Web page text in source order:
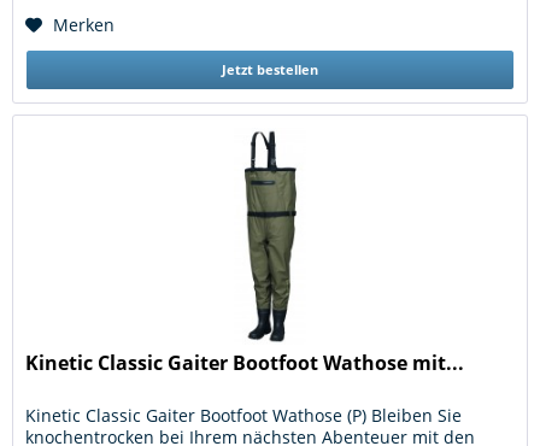
Merken
Jetzt bestellen
Kinetic Classic Gaiter Bootfoot Wathose mit...
Kinetic Classic Gaiter Bootfoot Wathose (P) Bleiben Sie
knochentrocken bei Ihrem nächsten Abenteuer mit den